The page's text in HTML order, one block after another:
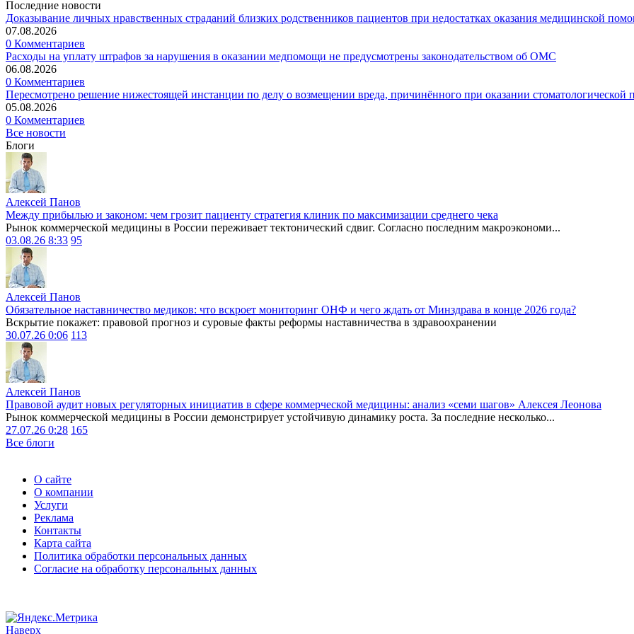
Последние новости
Доказывание личных нравственных страданий близких родственников пациентов при недостатках оказания медицинской
07.08.2026
0 Комментариев
Расходы на уплату штрафов за нарушения в оказании медпомощи не предусмотрены законодательством об ОМС
06.08.2026
0 Комментариев
Пересмотрено решение нижестоящей инстанции по делу о возмещении вреда, причинённого при оказании стоматологической
05.08.2026
0 Комментариев
Все новости
Блоги
Алексей Панов
Между прибылью и законом: чем грозит пациенту стратегия клиник по максимизации среднего чека
Рынок коммерческой медицины в России переживает тектонический сдвиг. Согласно последним макроэкономи...
03.08.26 8:33 95
Алексей Панов
Обязательное наставничество медиков: что вскроет мониторинг ОНФ и чего ждать от Минздрава в конце 2026 года?
Вскрытие покажет: правовой прогноз и суровые факты реформы наставничества в здравоохранении
30.07.26 0:06 113
Алексей Панов
Правовой аудит новых регуляторных инициатив в сфере коммерческой медицины: анализ «семи шагов» Алексея Леонова
Рынок коммерческой медицины в России демонстрирует устойчивую динамику роста. За последние несколько...
27.07.26 0:28 165
Все блоги
О сайте
О компании
Услуги
Реклама
Контакты
Карта сайта
Политика обработки персональных данных
Согласие на обработку персональных данных
Наверх